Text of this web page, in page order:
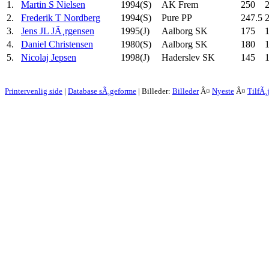
1. Martin S Nielsen 1994(S) AK Frem 250
2.
Frederik T Nordberg 1994(S) Pure PP 247.5
3.
Jens JL JÃ¸rgensen 1995(J) Aalborg SK 175
4.
Daniel Christensen 1980(S) Aalborg SK 180
5.
Nicolaj Jepsen 1998(J) Haderslev SK 145
Printervenlig side | Database sÃ¸geforme | Billeder: BillederÂ¤ Nyeste Â¤ TilfÃ¸j